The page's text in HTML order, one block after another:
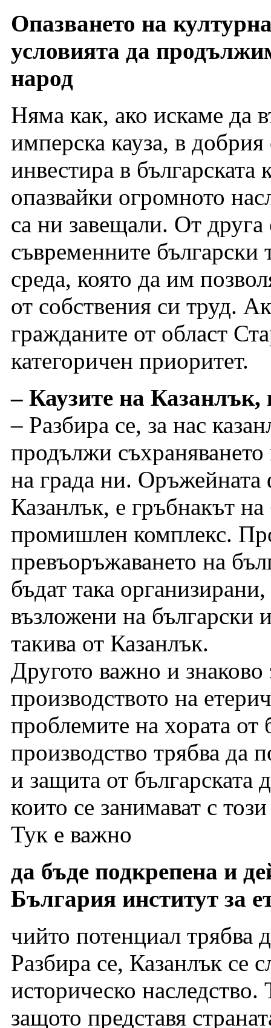
Опазването на
условията да
народ
Няма как, ако искаме да
имперска кауза, в
инвестира в българската
опазвайки огромното
са ни завещали. От друга
съвременните български
среда, която да им
от собствения си труд.
гражданите от област
категоричен приоритет.
– Каузите на Казанлък,
– Разбира се, за нас
продължи
на града ни. Оръжейната
Казанлък, е гръбнакът
промишлен комплекс.
превъоръжаването на
бъдат така
възложени на български
такива от Казанлък.
Другото важно и знаково
производството на
проблемите на хората
производство трябва да
и защита от българската
които се занимават с
Тук е важно
да бъде подкрепена и
България институт за
чийто потенциал трябва
Разбира се, Казанлък се
историческо
защото представя